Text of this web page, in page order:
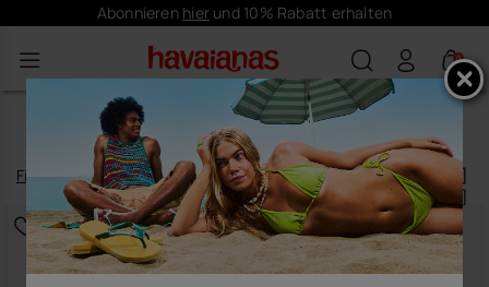
GRATIS VERSAND für Deine Bestellungen
0
DAMEN-BIKINIS
Produkte|
Filternundsortieren